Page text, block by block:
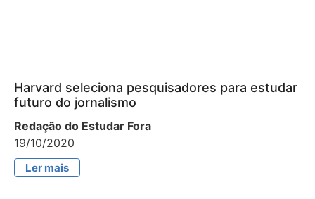
Harvard seleciona pesquisadores para estudar
futuro do jornalismo
Redação do Estudar Fora
19/10/2020
Ler mais